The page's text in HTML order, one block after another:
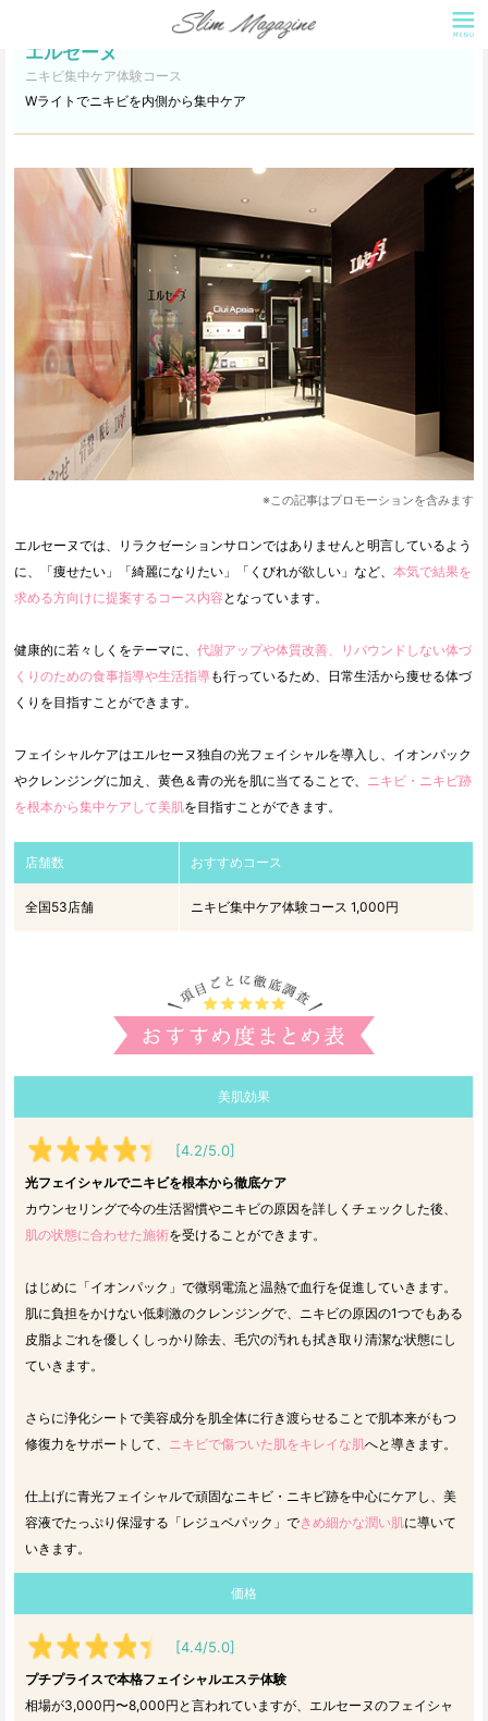
エルセーヌ
ニキビ集中ケア体験コース
Wライトでニキビを内側から集中ケア
※この記事はプロモーションを含みます
エルセーヌでは、リラクゼーションサロンではありませんと明言しているよう
に、「痩せたい」「綺麗になりたい」「くびれが欲しい」など、 本気で結果を
求める方向けに提案するコース内容 となっています。
健康的に若々しくをテーマに、 代謝アップや体質改善、リバウンドしない体づ
くりのための食事指導や生活指導も行っているため、日常生活から痩せる体づ
くりを目指すことができます。
フェイシャルケアはエルセーヌ独自の光フェイシャルを導入し、イオンパック
やクレンジングに加え、黄色＆青の光を肌に当てることで、 ニキビ・ニキビ跡
を根本から集中ケアして美肌を目指すことができます。
店舗数 おすすめコース
全国53店舗 ニキビ集中ケア体験コース 1,000円
美肌効果
[4.2/5.0]
光フェイシャルでニキビを根本から徹底ケア
カウンセリングで今の生活習慣やニキビの原因を詳しくチェックした後、
肌の状態に合わせた施術を受けることができます。
はじめに「イオンパック」で微弱電流と温熱で血行を促進していきます。
肌に負担をかけない低刺激のクレンジングで、ニキビの原因の1つでもある
皮脂よごれを優しくしっかり除去、毛穴の汚れも拭き取り清潔な状態にし
ていきます。
さらに浄化シートで美容成分を肌全体に行き渡らせることで肌本来がもつ
修復力をサポートして、
ニキビで傷ついた肌をキレイな肌へと導きます。
仕上げに青光フェイシャルで頑固なニキビ・ニキビ跡を中心にケアし、美
容液でたっぷり保湿する「レジュベパック」できめ細かな潤い肌に導いて
いきます。
価格
[4.4/5.0]
プチプライスで本格フェイシャルエステ体験
相場が3,000円〜8,000円と言われていますが、エルセーヌのフェイシャ